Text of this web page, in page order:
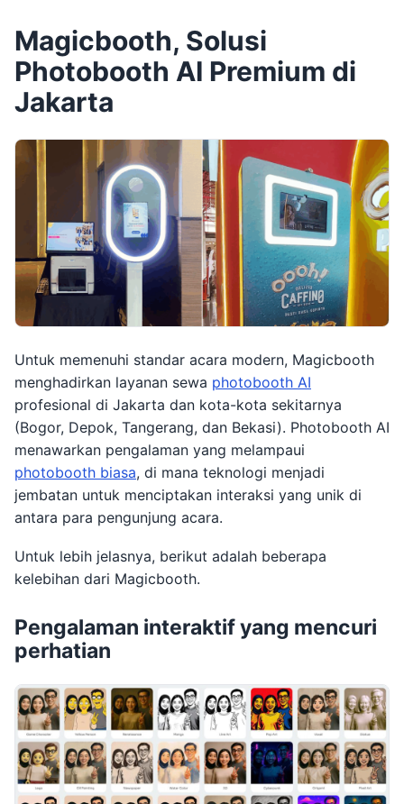
Magicbooth, Solusi
Photobooth AI Premium di
Jakarta
Untuk memenuhi standar acara modern, Magicbooth
menghadirkan layanan sewa photobooth AI
profesional di Jakarta dan kota-kota sekitarnya
(Bogor, Depok, Tangerang, dan Bekasi). Photobooth AI
menawarkan pengalaman yang melampaui
photobooth biasa, di mana teknologi menjadi
jembatan untuk menciptakan interaksi yang unik di
antara para pengunjung acara.
Untuk lebih jelasnya, berikut adalah beberapa
kelebihan dari Magicbooth.
Pengalaman interaktif yang mencuri
perhatian